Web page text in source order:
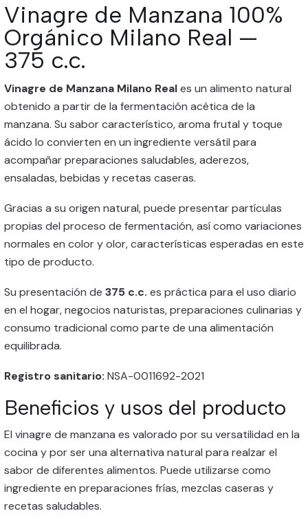
Vinagre de Manzana 100%
Orgánico Milano Real —
375 c.c.
Vinagre de Manzana Milano Reales un alimento natural
obtenido a partir de la fermentación acética de la
manzana. Su sabor característico, aroma frutal y toque
ácido lo convierten en un ingrediente versátil para
acompañar preparaciones saludables, aderezos,
ensaladas, bebidas y recetas caseras.
Gracias a su origen natural, puede presentar partículas
propias del proceso de fermentación, así como variaciones
normales en color y olor, características esperadas en este
tipo de producto.
Su presentación de 375 c.c. es práctica para el uso diario
en el hogar, negocios naturistas, preparaciones culinarias y
consumo tradicional como parte de una alimentación
equilibrada.
Registro sanitario: NSA-0011692-2021
Beneficios y usos del producto
El vinagre de manzana es valorado por su versatilidad en la
cocina y por ser una alternativa natural para realzar el
sabor de diferentes alimentos. Puede utilizarse como
ingrediente en preparaciones frías, mezclas caseras y
recetas saludables.